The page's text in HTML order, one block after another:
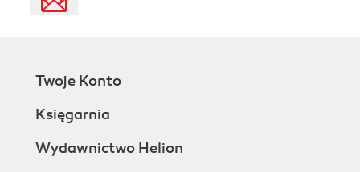
Twoje Konto
Księgarnia
Wydawnictwo Helion